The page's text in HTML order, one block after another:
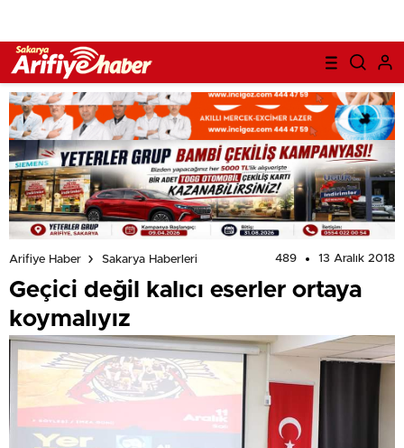
Arifiye Haber Sakarya Haberleri 489 13 Aralık 2018
Geçici değil kalıcı eserler ortaya
koymalıyız